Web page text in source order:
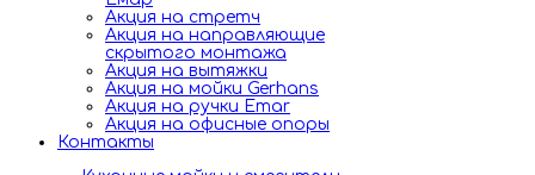
Акция на стретч
Акция на направляющие
скрытого монтажа
Акция на вытяжки
Акция на мойки Gerhans
Акция на ручки Emar
Акция на офисные опоры
Контакты